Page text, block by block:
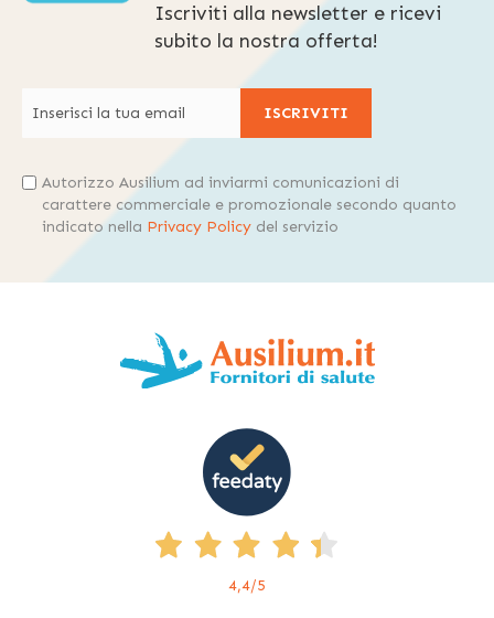
Iscriviti alla newsletter e ricevi
subito la nostra offerta!
ISCRIVITI
Autorizzo Ausilium ad inviarmi comunicazioni di
carattere commerciale e promozionale secondo quanto
indicato nella Privacy Policy del servizio
4,4/5